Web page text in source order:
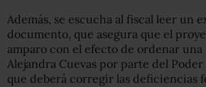
Además, se escucha al fiscal leer un
documento, que asegura que el
amparo con el efecto de ordenar
Alejandra Cuevas por parte del
que deberá corregir las deficiencias